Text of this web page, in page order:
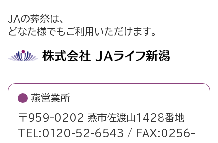
JAの葬祭は、
どなた様でもご利用いただけます。
燕営業所
〒959-0202 燕市佐渡山1428番地
TEL:0120-52-6543 / FAX:0256-